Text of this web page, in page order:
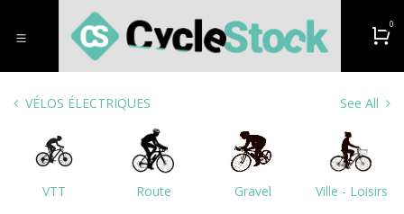
0
VÉLOS ÉLECTRIQUES See All
VTT Route Gravel Ville - Loisirs